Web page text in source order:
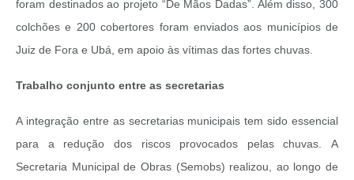
foram destinados ao projeto “De Mãos Dadas”. Além disso, 300
colchões e 200 cobertores foram enviados aos municípios de
Juiz de Fora e Ubá, em apoio às vítimas das fortes chuvas.
Trabalho conjunto entre as secretarias
A integração entre as secretarias municipais tem sido essencial
para a redução dos riscos provocados pelas chuvas. A
Secretaria Municipal de Obras (Semobs) realizou, ao longo de